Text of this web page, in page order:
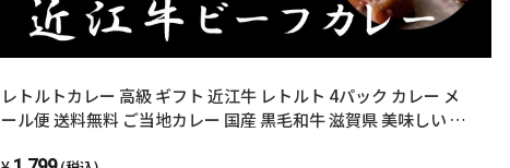
レトルトカレー 高級 ギフト 近江牛 レトルト 4パック カレー メ
ール便 送料無料 ご当地カレー 国産 黒毛和牛 滋賀県 美味しい ギ